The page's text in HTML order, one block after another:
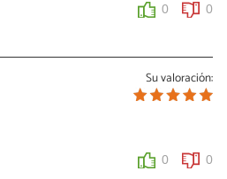
0 0
que los disfrutes
Su valoración:
0 0